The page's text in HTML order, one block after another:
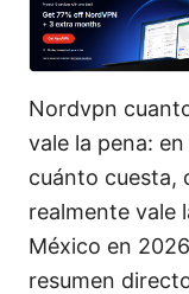
Nordvpn
vale la pena:
cuánto cuesta,
realmente vale
México en
resumen